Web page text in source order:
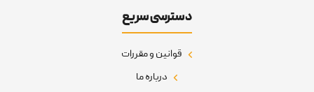
دسترسی سریع
قوانین و مقررات
درباره ما